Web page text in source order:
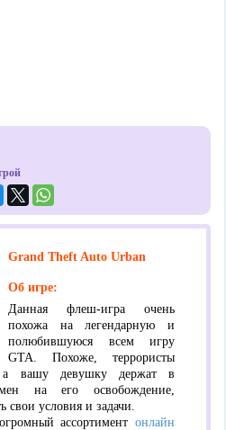
Grand Theft Auto Urban
Об игре:
Данная флеш-игра очень
похожа на легендарную и
полюбившуюся всем игру
GTA. Похоже, террористы
а вашу девушку держат в
на его освобождение,
свои условия и задачи.
ассортимент онлайн